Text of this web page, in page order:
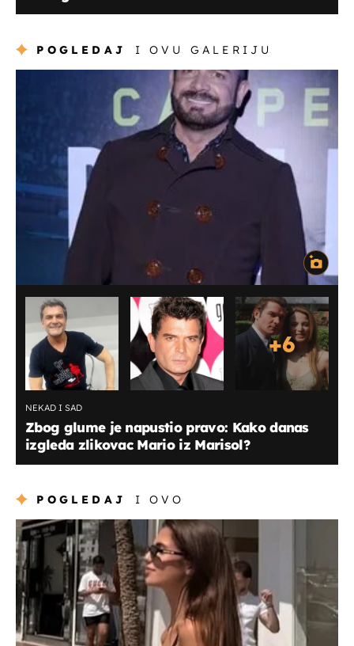
POGLEDAJ I OVU GALERIJU
+6
NEKAD I SAD
Zbog glume je napustio pravo: Kako danas
izgleda zlikovac Mario iz Marisol?
POGLEDAJ I OVO